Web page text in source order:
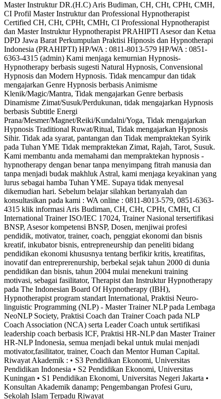
Master Instruktur DR.(H.C) Aris Budiman, CH, CHt, CPHt, CMH,
CI Profil Master Instruktur dan Professional Hypnotherapist
Certified CH, CHt, CPHt, CMHt, CI Professional Hypnotherapist
dan Master Instruktur Hypnotherapist PRAHIPTI Asesor dan Ketua
DPD Jawa Barat Perkumpulan Praktisi Hipnosis dan Hypnotherapi
Indonesia (PRAHIPTI) HP/WA : 0811-8013-579 HP/WA : 0851-
6363-4315 (admin) Kami menjaga kemurnian Hypnosis-
Hypnotherapy berbasis sugesti Natural Hypnosis, Convensional
Hypnosis dan Modern Hypnosis. Tidak mencampur dan tidak
mengajarkan Genre Hypnosis berbasis Animisme
Klenik/Magic/Mantra, Tidak mengajarkan Genre berbasis
Dinamisme Zimat/Susuk/Perdukunan, tidak mengajarkan Hypnosis
berbasis Subtitle Energi
Prana/Mesmer/Magnet/Reiki/Kundalni/Yoga, Tidak mengajarkan
Hypnosis Traditional Ruwat/Ritual, Tidak mengajarkan Hypnosis
Sihir. Tidak ada syarat, pantangan dan Tidak mempraktekan Syirik
pada Tuhan YME Tidak mempraktekan Zimat, Rajah, Tarot, Susuk.
Kami membantu anda memahami dan mempraktekan hypnosis -
hypnotherapy dengan benar tanpa menyimpang fitrah manusia dan
tanpa menjadi budak makhluk Astral, kami menjaga keyakinan yang
lurus sebagai hamba Tuhan YME. Supaya tidak menyesal
dikemudian hari. Sebelum belajar silahkan bertanyalah dan
konsultasikan pada kami : WA online : 0811-8013-579, 0851-6363-
4315 klik informasi Aris Budiman, CH, CHt, CPHt, CMHt, CI
International Trainer ISO/IEC 17024, Trainer Nasional tersertifikasi
BNSP, Asesor kompetensi BNSP, Dosen, menjiwai profesi
pendidik, motivator, trainer, coach, penggiat ekonomi dan bisnis
kreatif, inkubator bisnis, entrepreneurship dan peneliti bidang
pendidikan ekonomi khususnya tentang berfikir kritis, kreatifitas,
inovatif dan entreprerenurship, berbekal sejak tahun 2000 di dunia
pendidikan dan bisnis, tahun 2004 mulai menekuni training
motivasi, sebagai fasilitator, Therapist dan Instruktur Hypnotherapy
pada The Indonesian Board Of Hypnotherapy (IBH),
Hypnotherapist program standart International, Praktisi Neuro-
linguistic Programming (NLP) - Master Trainer NLP pada Lembaga
NeoNLP Society, Praktisi Coach dan Trainer Coach pada NLP
Coach Association (NCA) serta Leader Coach untuk sertifikasi
leadership coach berbasis ICF, Praktisi HR-NLP dan Master Trainer
HR-NLP Indonesia, semua menjadi bekal untuk mulai menjadi
motivator,fasilitator, trainer, Coach dan Mentor Human Capital.
Riwayat Akademik : • S3 Pendidikan Ekonomi, Universitas
Pendidikan Indonesia • S2 Pendidikan Ekonomi, Universitas
Kuningan • S1 Pendidikan Ekonomi, Universitas Negeri Jakarta •
Konsultan Akademik danamp; Pengembangan Profesi Guru,
Sekolah Islam Terpadu Riwayat